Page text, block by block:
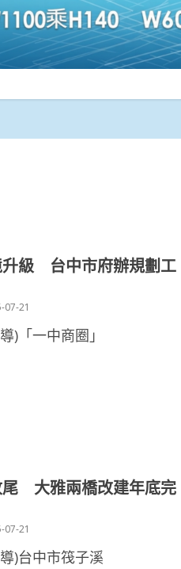
升級 台中市府辦規劃工
07-21
)「一中商圈」
尾 大雅兩橋改建年底完
07-21
)台中市筏子溪